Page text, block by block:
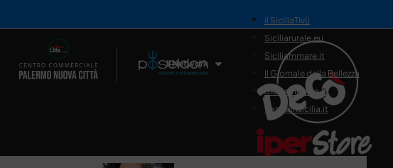
Il Network
il SiciliaTivù
Siciliarurale.eu
Siciliammare.it
Il Giornale della Bellezza
Siciliamedica.it
Sanitainsicilia.it